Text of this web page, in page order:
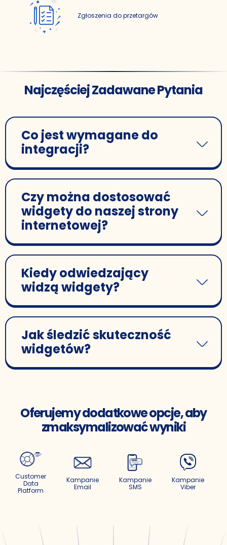
Zgłoszenia do przetargów
Najczęściej Zadawane Pytania
Co jest wymagane do
integracji?
Czy można dostosować
widgety do naszej strony
internetowej?
Kiedy odwiedzający
widzą widgety?
Jak śledzić skuteczność
widgetów?
Oferujemy dodatkowe opcje, aby
zmaksymalizować wyniki
Customer
Data
Platform
Kampanie
Email
Kampanie
SMS
Kampanie
Viber